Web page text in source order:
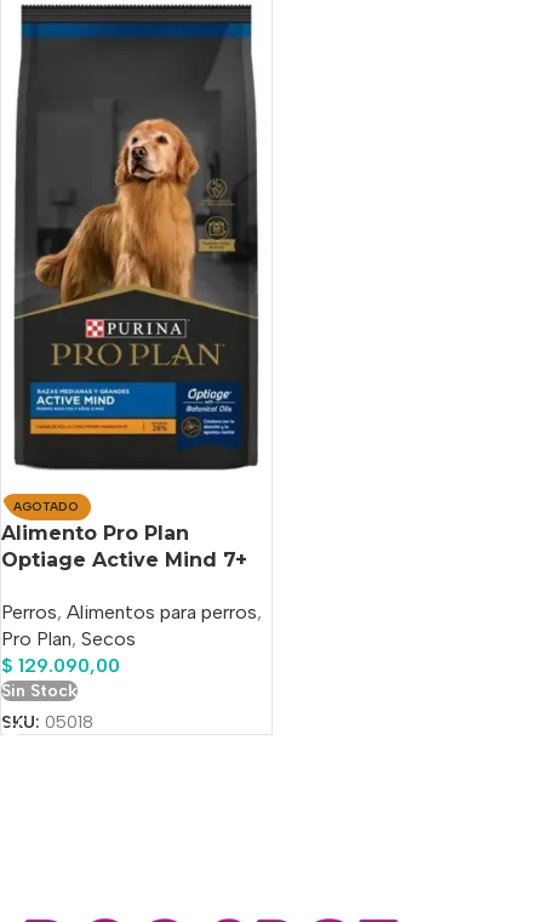
AGOTADO
Alimento Pro Plan
Optiage Active Mind 7+
Raza Mediana Y Grande
Sabor Pollo Y Arroz En
Bolsa De 15 kg
Perros, Alimentos para perros,
Pro Plan, Secos
$ 129.090,00
Sin Stock
SKU: 05018